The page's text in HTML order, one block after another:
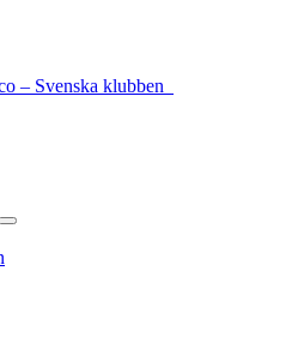
– Svenska klubben